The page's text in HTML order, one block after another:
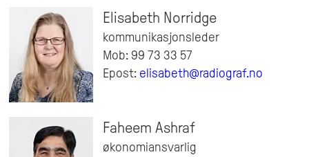
Elisabeth Norridge
kommunikasjonsleder
Mob: 99 73 33 57
Epost: elisabeth@radiograf.no
Faheem Ashraf
økonomiansvarlig